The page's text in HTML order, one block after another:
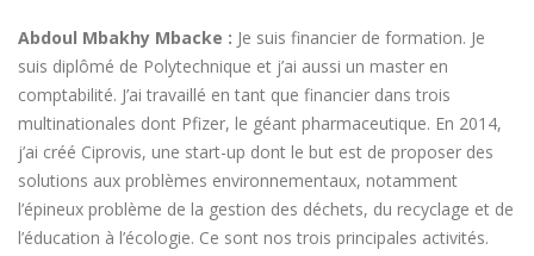
Abdoul Mbakhy Mbacke : Je suis financier de formation. Je
suis diplômé de Polytechnique et j’ai aussi un master en
comptabilité. J’ai travaillé en tant que financier dans trois
multinationales dont Pfizer, le géant pharmaceutique. En 2014,
j’ai créé Ciprovis, une start-up dont le but est de proposer des
solutions aux problèmes environnementaux, notamment
l’épineux problème de la gestion des déchets, du recyclage et de
l’éducation à l’écologie. Ce sont nos trois principales activités.